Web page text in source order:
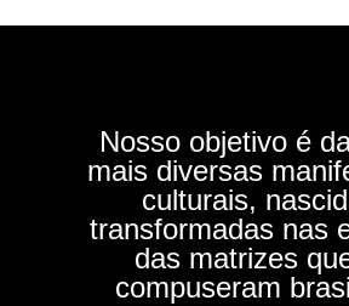
Nosso objetivo é
mais diversas
culturais,
transformadas nas
das matrizes
compuseram